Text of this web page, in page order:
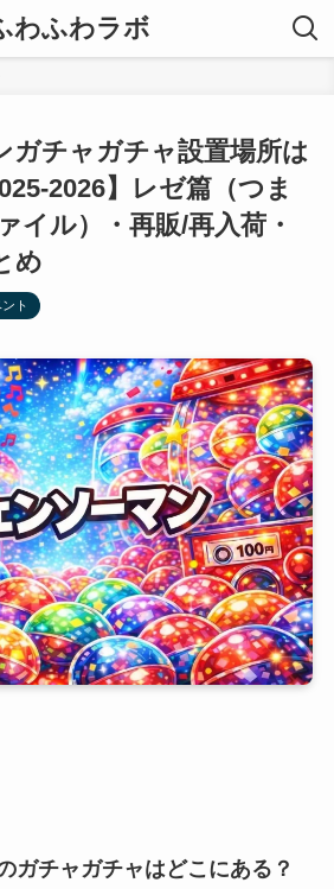
わふわラボ
ガチャガチャ設置場所は
2026】レゼ篇（つま
イル）・再販/再入荷・
め
ト
ガチャガチャはどこにある？